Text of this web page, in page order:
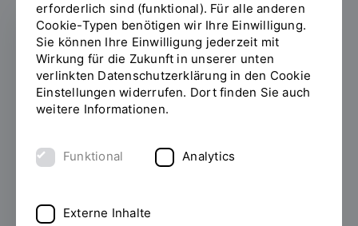
Absolvierendenfeier
2026: Wertschätzung,
Inspiration und
Zuversicht für die
Zukunft
03.07.2026Am 26. Juni 2026
erforderlich sind (funktional). Für alle anderen
Cookie-Typen benötigen wir Ihre Einwilligung.
Sie können Ihre Einwilligung jederzeit mit
Wirkung für die Zukunft in unserer unten
verlinkten Datenschutzerklärung in den Cookie
Einstellungen widerrufen. Dort finden Sie auch
weitere Informationen.
Funktional Analytics
Externe Inhalte